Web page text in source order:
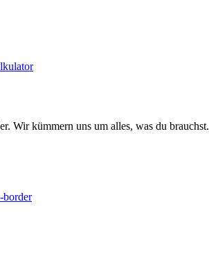
Wir kümmern uns um alles, was du brauchst.
border